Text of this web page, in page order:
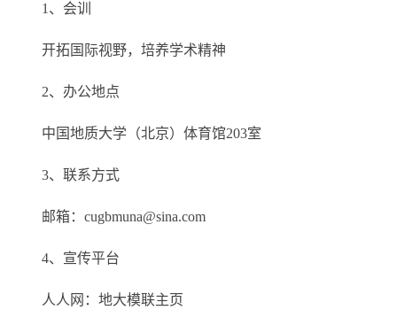
1、会训
开拓国际视野，培养学术精神
2、办公地点
中国地质大学（北京）体育馆203室
3、联系方式
邮箱：cugbmuna@sina.com
4、宣传平台
人人网：地大模联主页